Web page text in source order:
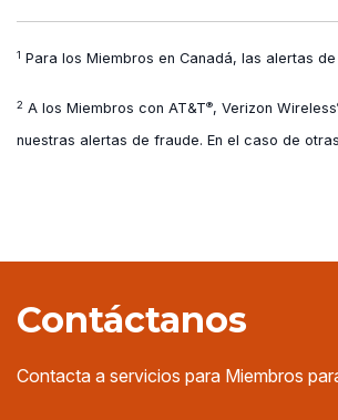
1 Para los Miembros en Canadá, las alertas
2 A los Miembros con AT&T®, Verizon Wireless
nuestras alertas de fraude. En el caso de
Contáctanos
Contacta a servicios para Miembros